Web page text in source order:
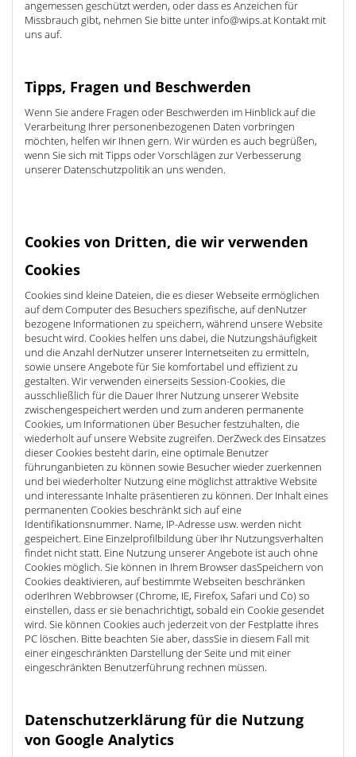
angemessen geschützt werden, oder dass es Anzeichen für
Missbrauch gibt, nehmen Sie bitte unter info@wips.at Kontakt mit
uns auf.
Tipps, Fragen und Beschwerden
Wenn Sie andere Fragen oder Beschwerden im Hinblick auf die
Verarbeitung Ihrer personenbezogenen Daten vorbringen
möchten, helfen wir Ihnen gern. Wir würden es auch begrüßen,
wenn Sie sich mit Tipps oder Vorschlägen zur Verbesserung
unserer Datenschutzpolitik an uns wenden.
Cookies von Dritten, die wir verwenden
Cookies
Cookies sind kleine Dateien, die es dieser Webseite ermöglichen
auf dem Computer des Besuchers spezifische, auf denNutzer
bezogene Informationen zu speichern, während unsere Website
besucht wird. Cookies helfen uns dabei, die Nutzungshäufigkeit
und die Anzahl derNutzer unserer Internetseiten zu ermitteln,
sowie unsere Angebote für Sie komfortabel und effizient zu
gestalten. Wir verwenden einerseits Session-Cookies, die
ausschließlich für die Dauer Ihrer Nutzung unserer Website
zwischengespeichert werden und zum anderen permanente
Cookies, um Informationen über Besucher festzuhalten, die
wiederholt auf unsere Website zugreifen. DerZweck des Einsatzes
dieser Cookies besteht darin, eine optimale Benutzer
führunganbieten zu können sowie Besucher wieder zuerkennen
und bei wiederholter Nutzung eine möglichst attraktive Website
und interessante Inhalte präsentieren zu können. Der Inhalt eines
permanenten Cookies beschränkt sich auf eine
Identifikationsnummer. Name, IP-Adresse usw. werden nicht
gespeichert. Eine Einzelprofilbildung über Ihr Nutzungsverhalten
findet nicht statt. Eine Nutzung unserer Angebote ist auch ohne
Cookies möglich. Sie können in Ihrem Browser dasSpeichern von
Cookies deaktivieren, auf bestimmte Webseiten beschränken
oderIhren Webbrowser (Chrome, IE, Firefox, Safari und Co) so
einstellen, dass er sie benachrichtigt, sobald ein Cookie gesendet
wird. Sie können Cookies auch jederzeit von der Festplatte ihres
PC löschen. Bitte beachten Sie aber, dassSie in diesem Fall mit
einer eingeschränkten Darstellung der Seite und mit einer
eingeschränkten Benutzerführung rechnen müssen.
Datenschutzerklärung für die Nutzung
von Google Analytics